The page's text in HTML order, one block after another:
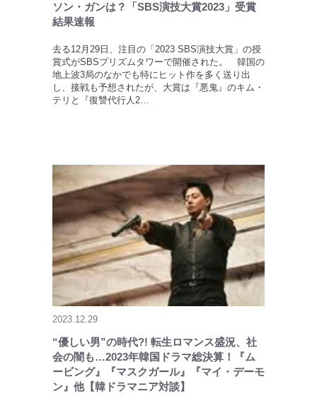
ソン・ガンは？「SBS演技大賞2023」受賞
結果速報
去る12月29日、注目の「2023 SBS演技大賞」の授
賞式がSBSプリズムタワーで開催された。 韓国の
地上波3局のなかでも特にヒット作を多く送り出
し、接戦も予想されたが、大賞は『悪鬼』のキム・
テリと『復讐代行人2…
2023.12.29
“優しい男”の時代?! 転生ロマンス盛況、社
会の闇も…2023年韓国ドラマ総決算！『ム
ービング』『マスクガール』『マイ・デーモ
ン』他【韓ドラマニア対談】